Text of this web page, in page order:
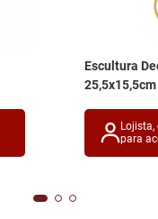
Escultura
Lojista,
para